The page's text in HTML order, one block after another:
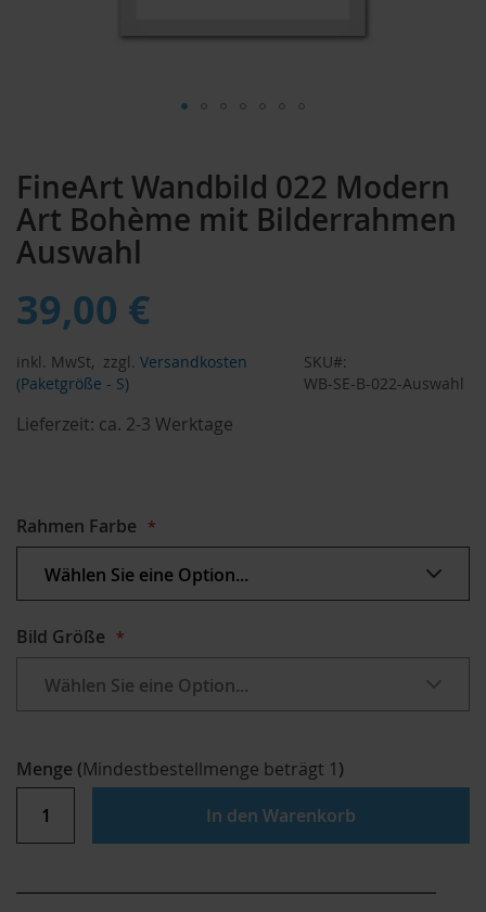
FineArt Wandbild 022 Modern
Art Bohème mit Bilderrahmen
Auswahl
39,00 €
inkl. MwSt, zzgl. Versandkosten
(Paketgröße - S)
SKU
WB-SE-B-022-Auswahl
Lieferzeit: ca. 2-3 Werktage
Rahmen Farbe
Bild Größe
Menge (Mindestbestellmenge beträgt 1)
In den Warenkorb
der
Bildergalerie
springen